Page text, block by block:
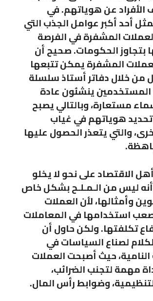
عن هوياتهم. في
أحد أكبر عوامل الجذب التي
المشفرة في الفرصة
بتجاوز الحكومات. صحيح أن
المشفرة يمكن تتبعها
خلال دفاتر أستاذ سلسلة
المستخدمين ينشئون عادة
مستعارة، وبالتالي يصبح
هوياتهم في غياب
والتي يتعذر الحصول عليها
الاقتصاد على نحو لا يخلو
ليس من الـمـلـح بشكل خاص
وأمثالها، لأن العملات
استخدامها في المعاملات
تكلفتها. ولكن حاول أن
لصناع السياسات في
النامية، حيث أصبحت العملات
مهمة لتجنب الضرائب،
وضوابط رأس المال.